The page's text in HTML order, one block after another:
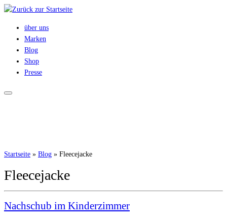
Zum
springenüber uns
Marken
Blog
Shop
Presse
Startseite » Blog » Fleecejacke
Fleecejacke
Nachschub im Kinderzimmer